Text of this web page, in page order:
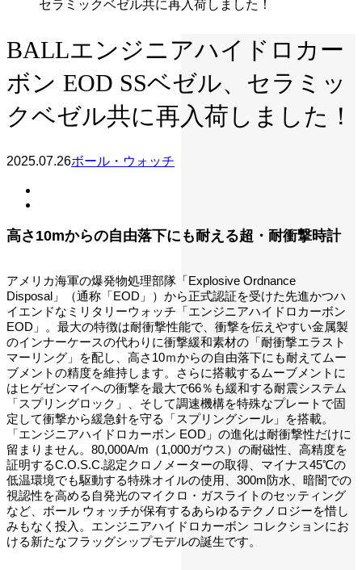
セラミックベゼル共に再入荷しました！
BALLエンジニアハイドロカー
ボン EOD SSベゼル、セラミッ
クベゼル共に再入荷しました！
2025.07.26ボール・ウォッチ
高さ10mからの自由落下にも耐える超・耐衝撃時計
アメリカ海軍の爆発物処理部隊「Explosive Ordnance
Disposal」（通称「EOD」）から正式認証を受けた先進かつハ
イエンドなミリタリーウォッチ「エンジニアハイドロカーボン
EOD」。最大の特徴は耐衝撃性能で、衝撃を伝えやすい金属製
のインナーケースの代わりに衝撃緩和素材の「耐衝撃エラスト
マーリング」を配し、高さ10ｍからの自由落下にも耐えてムー
ブメントの精度を維持します。さらに搭載するムーブメントに
はヒゲゼンマイへの衝撃を最大で66％も緩和する耐震システム
「スプリングロック」、そして調速機構を特殊なプレートで固
定して衝撃から緩急針を守る「スプリングシール」を搭載。
「エンジニアハイドロカーボン EOD」の進化は耐衝撃性だけに
留まりません。80,000A/m（1,000ガウス）の耐磁性、高精度を
証明するC.O.S.C.認定クロノメーターの取得、マイナス45℃の
低温環境でも駆動する特殊オイルの使用、300m防水、暗闇での
視認性を高める自発光のマイクロ・ガスライトのセッティング
など、ボール ウォッチが保有するあらゆるテクノロジーを惜し
みもなく投入。エンジニアハイドロカーボン コレクションにお
ける新たなフラッグシップモデルの誕生です。